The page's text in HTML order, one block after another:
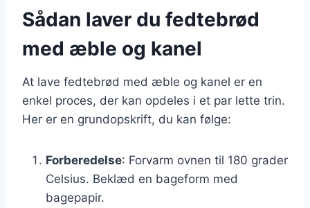
Sådan laver du fedtebrød
med æble og kanel
At lave fedtebrød med æble og kanel er en
enkel proces, der kan opdeles i et par lette trin.
Her er en grundopskrift, du kan følge:
Forberedelse: Forvarm ovnen til 180 grader
Celsius. Beklæd en bageform med
bagepapir.